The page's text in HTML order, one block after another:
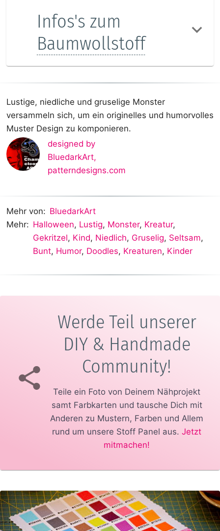
Infos's zum
Baumwollstoff
Lustige, niedliche und gruselige Monster
versammeln sich, um ein originelles und humorvolles
Muster Design zu komponieren.
designed by
BluedarkArt,
patterndesigns.com
Mehr von: BluedarkArt
Mehr: Halloween, Lustig, Monster, Kreatur,
Gekritzel, Kind, Niedlich, Gruselig, Seltsam,
Bunt, Humor, Doodles, Kreaturen, Kinder
Werde Teil unserer
DIY & Handmade
Community!
Teile ein Foto von Deinem Nähprojekt
samt Farbkarten und tausche Dich mit
Anderen zu Mustern, Farben und Allem
rund um unsere Stoff Panel aus. Jetzt
mitmachen!